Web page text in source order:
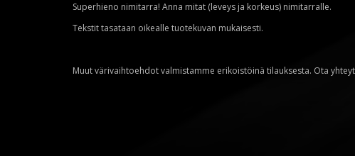
Superhieno nimitarra! Anna mitat (leveys ja korkeus) nimitarralle.
Tekstit tasataan oikealle tuotekuvan mukaisesti.
Muut värivaihtoehdot valmistamme erikoistöinä tilauksesta. Ota